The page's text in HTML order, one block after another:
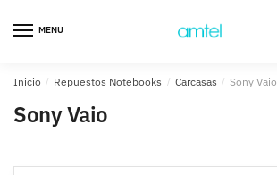
navegación
MENU
Inicio / Repuestos Notebooks / Carcasas / Sony Vaio
Sony Vaio